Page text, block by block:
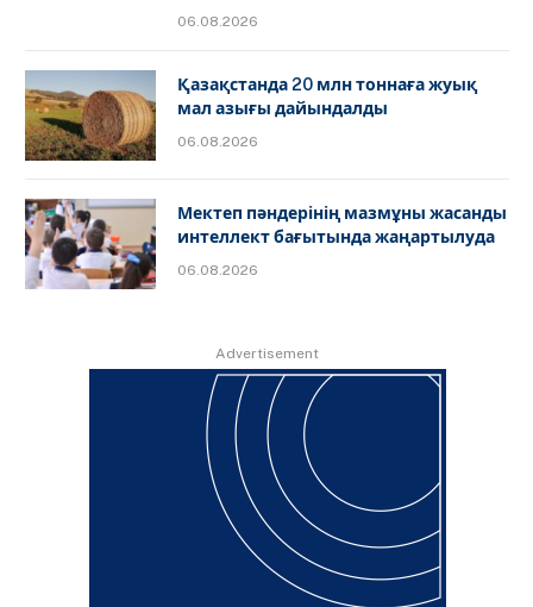
06.08.2026
Қазақстанда 20 млн тоннаға жуық
мал азығы дайындалды
06.08.2026
Мектеп пәндерінің мазмұны жасанды
интеллект бағытында жаңартылуда
06.08.2026
Advertisement